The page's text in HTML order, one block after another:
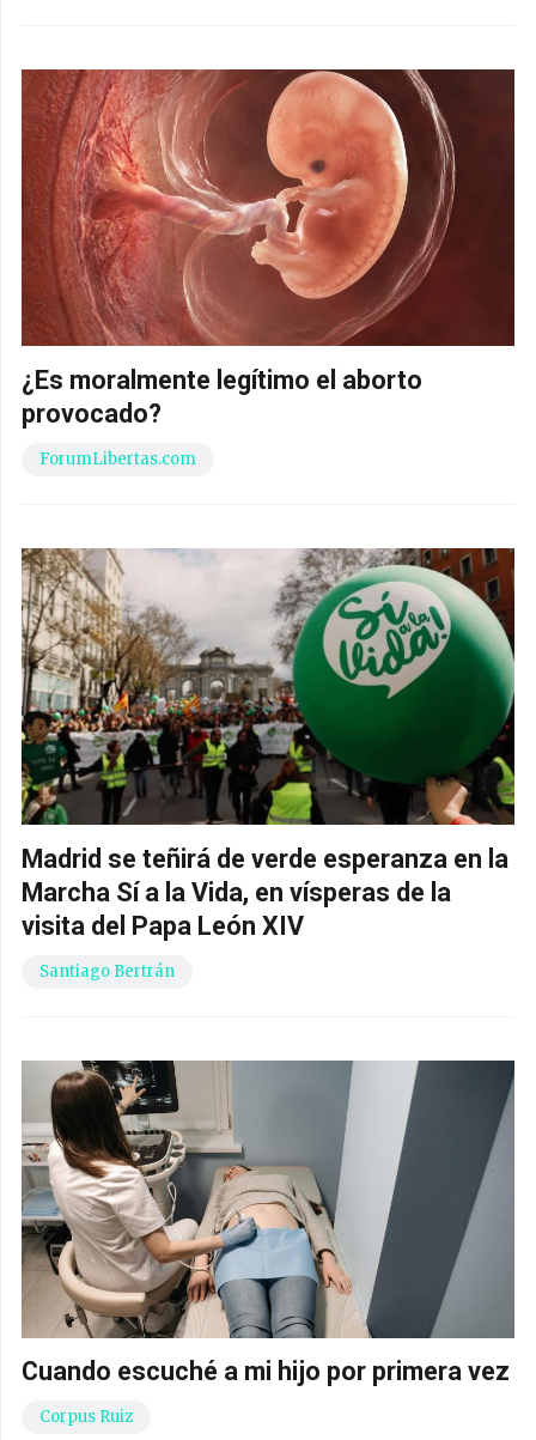
¿Es moralmente legítimo el aborto
provocado?
ForumLibertas.com
Madrid se teñirá de verde esperanza en la
Marcha Sí a la Vida, en vísperas de la
visita del Papa León XIV
Santiago Bertrán
Cuando escuché a mi hijo por primera vez
Corpus Ruiz